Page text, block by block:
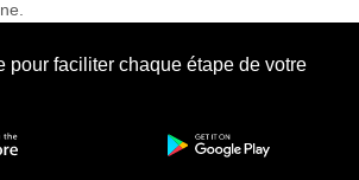
pour faciliter chaque étape de votre